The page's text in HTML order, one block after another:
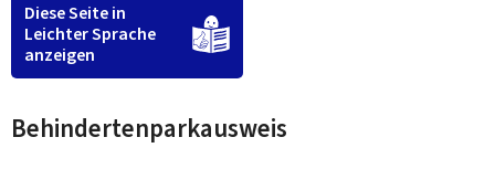
actif
Diese Seite in
Leichter Sprache
anzeigen
Behindertenparkausweis